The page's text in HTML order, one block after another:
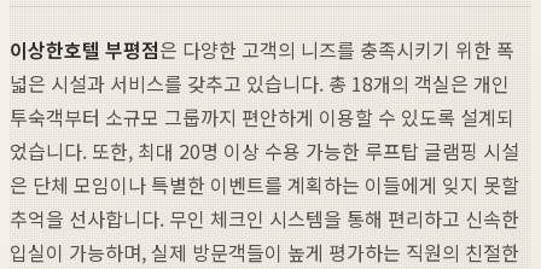
이상한호텔 부평점은 다양한 고객의 니즈를 충족시키기 위한 폭
넓은 시설과 서비스를 갖추고 있습니다. 총 18개의 객실은 개인
투숙객부터 소규모 그룹까지 편안하게 이용할 수 있도록 설계되
었습니다. 또한, 최대 20명 이상 수용 가능한 루프탑 글램핑 시설
은 단체 모임이나 특별한 이벤트를 계획하는 이들에게 잊지 못할
추억을 선사합니다. 무인 체크인 시스템을 통해 편리하고 신속한
입실이 가능하며, 실제 방문객들이 높게 평가하는 직원의 친절한